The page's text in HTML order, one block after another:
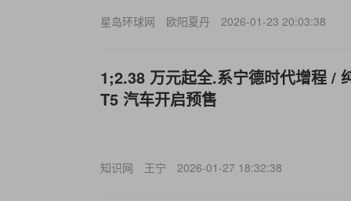
星岛环球网 欧阳夏丹 2026-01-23 20:03:38
1;2.38 万元起全.系宁德时代增程 /
T5 汽车开启预售
知识网 王宁 2026-01-27 18:32:38